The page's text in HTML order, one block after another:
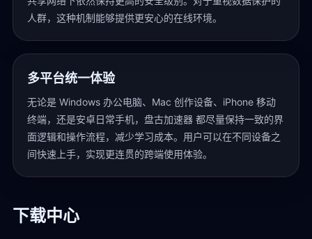
人群，这种机制能够提供更安心的在线环境。
多平台统一体验
无论是 Windows 办公电脑、Mac 创作设备、iPhone 移动
终端，还是安卓日常手机，盘古加速器 都尽量保持一致的界
面逻辑和操作流程，减少学习成本。用户可以在不同设备之
间快速上手，实现更连贯的跨端使用体验。
下载中心